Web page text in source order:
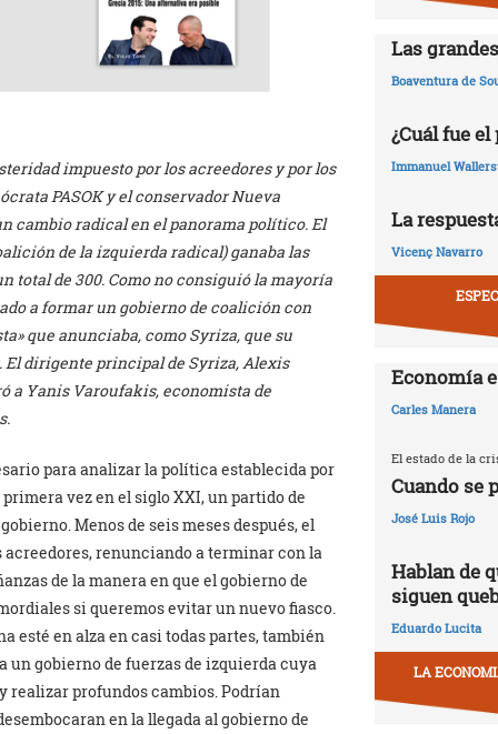
impuesto por los acreedores y por los
PASOK y el conservador Nueva
cambio radical en el panorama político. El
de la izquierda radical) ganaba las
total de 300. Como no consiguió la mayoría
a formar un gobierno de coalición con
que anunciaba, como Syriza, que su
dirigente principal de Syriza, Alexis
a Yanis Varoufakis, economista de
para analizar la política establecida por
vez en el siglo XXI, un partido de
Menos de seis meses después, el
renunciando a terminar con la
de la manera en que el gobierno de
si queremos evitar un nuevo fiasco.
esté en alza en casi todas partes, también
gobierno de fuerzas de izquierda cuya
realizar profundos cambios. Podrían
en la llegada al gobierno de
Las
Boaventura de
¿Cuál fue
Immanuel
La
Vicenç Navarro
Economía
Carles Manera
El estado de la
Cuando se
José Luis Rojo
Hablan de
siguen
Eduardo Lucita
LA